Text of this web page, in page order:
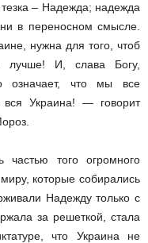
– Надежда; надежда
в переносном смысле.
нужна для того, чтоб
И, слава Богу,
означает, что мы все
Украина! — говорит
того огромного
которые собирались
Надежду только с
за решеткой, стала
что Украина не